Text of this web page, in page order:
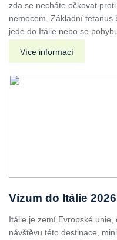
zda se necháte očkovat
nemocem. Základní tetanus
jede do Itálie nebo se
Více informací
Vízum do Itálie
Itálie je zemí Evropské
návštěvu této destinace,